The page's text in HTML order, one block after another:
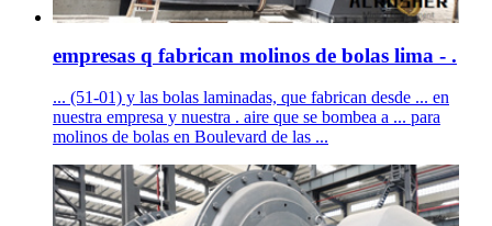
empresas q fabrican molinos de bolas lima - .
... (51-01) y las bolas laminadas, que fabrican desde ... en
nuestra empresa y nuestra . aire que se bombea a ... para
molinos de bolas en Boulevard de las ...